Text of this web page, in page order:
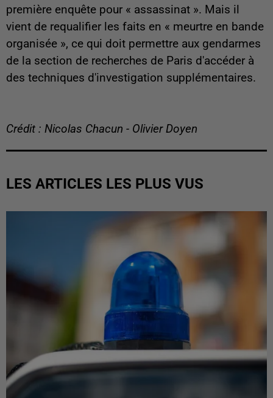
première enquête pour « assassinat ». Mais il
vient de requalifier les faits en « meurtre en bande
organisée », ce qui doit permettre aux gendarmes
de la section de recherches de Paris d'accéder à
des techniques d'investigation supplémentaires.
Crédit : Nicolas Chacun - Olivier Doyen
LES ARTICLES LES PLUS VUS